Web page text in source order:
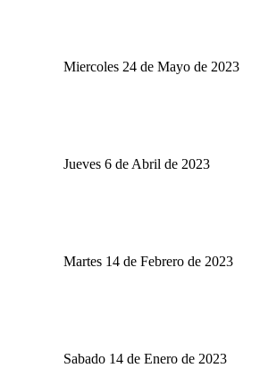
Miercoles 24 de Mayo de 2023
Jueves 6 de Abril de 2023
Martes 14 de Febrero de 2023
Sabado 14 de Enero de 2023